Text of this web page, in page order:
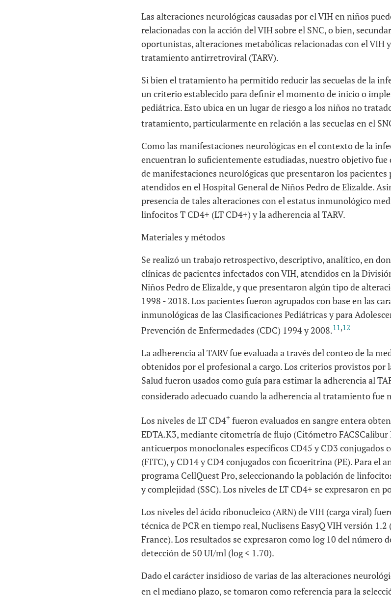
Las alteraciones neurológicas causadas por el VIH en niños
relacionadas con la acción del VIH sobre el SNC, o bien,
oportunistas, alteraciones metabólicas relacionadas con el VIH
tratamiento antirretroviral (TARV).
Si bien el tratamiento ha permitido reducir las secuelas de la
un criterio establecido para definir el momento de inicio o
pediátrica. Esto ubica en un lugar de riesgo a los niños no
tratamiento, particularmente en relación a las secuelas en el
Como las manifestaciones neurológicas en el contexto de la
encuentran lo suficientemente estudiadas, nuestro objetivo
de manifestaciones neurológicas que presentaron los
atendidos en el Hospital General de Niños Pedro de Elizalde.
presencia de tales alteraciones con el estatus inmunológico
linfocitos T CD4+ (LT CD4+) y la adherencia al TARV.
Materiales y métodos
Se realizó un trabajo retrospectivo, descriptivo, analítico, en
clínicas de pacientes infectados con VIH, atendidos en la
Niños Pedro de Elizalde, y que presentaron algún tipo de
1998 - 2018. Los pacientes fueron agrupados con base en las
inmunológicas de las Clasificaciones Pediátricas y para
Prevención de Enfermedades (CDC) 1994 y 2008.11,12
La adherencia al TARV fue evaluada a través del conteo de la
obtenidos por el profesional a cargo. Los criterios provistos por
Salud fueron usados como guía para estimar la adherencia al
considerado adecuado cuando la adherencia al tratamiento fue
Los niveles de LT CD4+ fueron evaluados en sangre entera
EDTA.K3, mediante citometría de flujo (Citómetro
anticuerpos monoclonales específicos CD45 y CD3 conjugados
(FITC), y CD14 y CD4 conjugados con ficoeritrina (PE). Para el
programa CellQuest Pro, seleccionando la población de
y complejidad (SSC). Los niveles de LT CD4+ se expresaron en
Los niveles del ácido ribonucleico (ARN) de VIH (carga viral)
técnica de PCR en tiempo real,Nuclisens EasyQVIH versión 1.2
France). Los resultados se expresaron como log 10 del número
detección de 50 UI/ml (log < 1.70).
Dado el carácter insidioso de varias de las alteraciones
en el mediano plazo, se tomaron como referencia para la